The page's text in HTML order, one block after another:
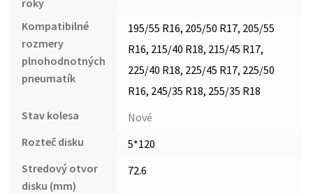
roky
Kompatibilné
rozmery
plnohodnotných
pneumatík
195/55 R16, 205/50 R17, 205/55
R16, 215/40 R18, 215/45 R17,
225/40 R18, 225/45 R17, 225/50
R16, 245/35 R18, 255/35 R18
Stav kolesa
Nové
Rozteč disku
5*120
Stredový otvor
disku (mm)
72.6